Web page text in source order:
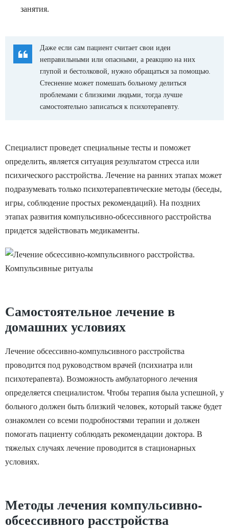
занятия.
Даже если сам пациент считает свои идеи
неправильными или опасными, а реакцию на них
глупой и бестолковой, нужно обращаться за помощью.
Стеснение может помешать больному делиться
проблемами с близкими людьми, тогда лучше
самостоятельно записаться к психотерапевту.
Специалист проведет специальные тесты и поможет
определить, является ситуация результатом стресса или
психического расстройства. Лечение на ранних этапах может
подразумевать только психотерапевтические методы (беседы,
игры, соблюдение простых рекомендаций). На поздних
этапах развития компульсивно-обсессивного расстройства
придется задействовать медикаменты.
Самостоятельное лечение в
домашних условиях
Лечение обсессивно-компульсивного расстройства
проводится под руководством врачей (психиатра или
психотерапевта). Возможность амбулаторного лечения
определяется специалистом. Чтобы терапия была успешной, у
больного должен быть близкий человек, который также будет
ознакомлен со всеми подробностями терапии и должен
помогать пациенту соблюдать рекомендации доктора. В
тяжелых случаях лечение проводится в стационарных
условиях.
Методы лечения компульсивно-
обсессивного расстройства